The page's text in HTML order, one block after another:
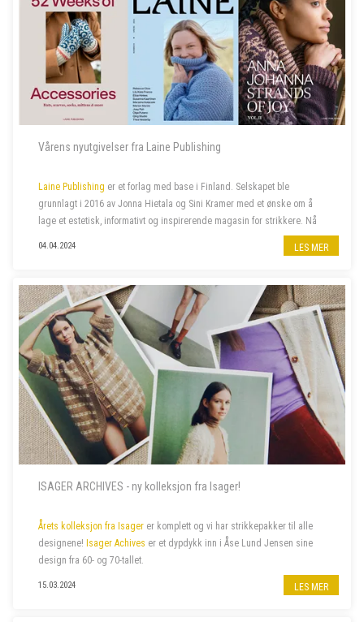
Vårens nyutgivelser fra Laine Publishing
Laine Publishing er et forlag med base i Finland. Selskapet ble
grunnlagt i 2016 av Jonna Hietala og Sini Kramer med et ønske om å
lage et estetisk, informativt og inspirerende magasin for strikkere. Nå
har selskapet vokst til et av verdens mest anerkjente og kjære uavh...
04.04.2024 LES MER
ISAGER ARCHIVES - ny kolleksjon fra Isager!
Årets kolleksjon fra Isager er komplett og vi har strikkepakker til alle
designene! Isager Achives er et dypdykk inn i Åse Lund Jensen sine
design fra 60- og 70-tallet.
15.03.2024 LES MER